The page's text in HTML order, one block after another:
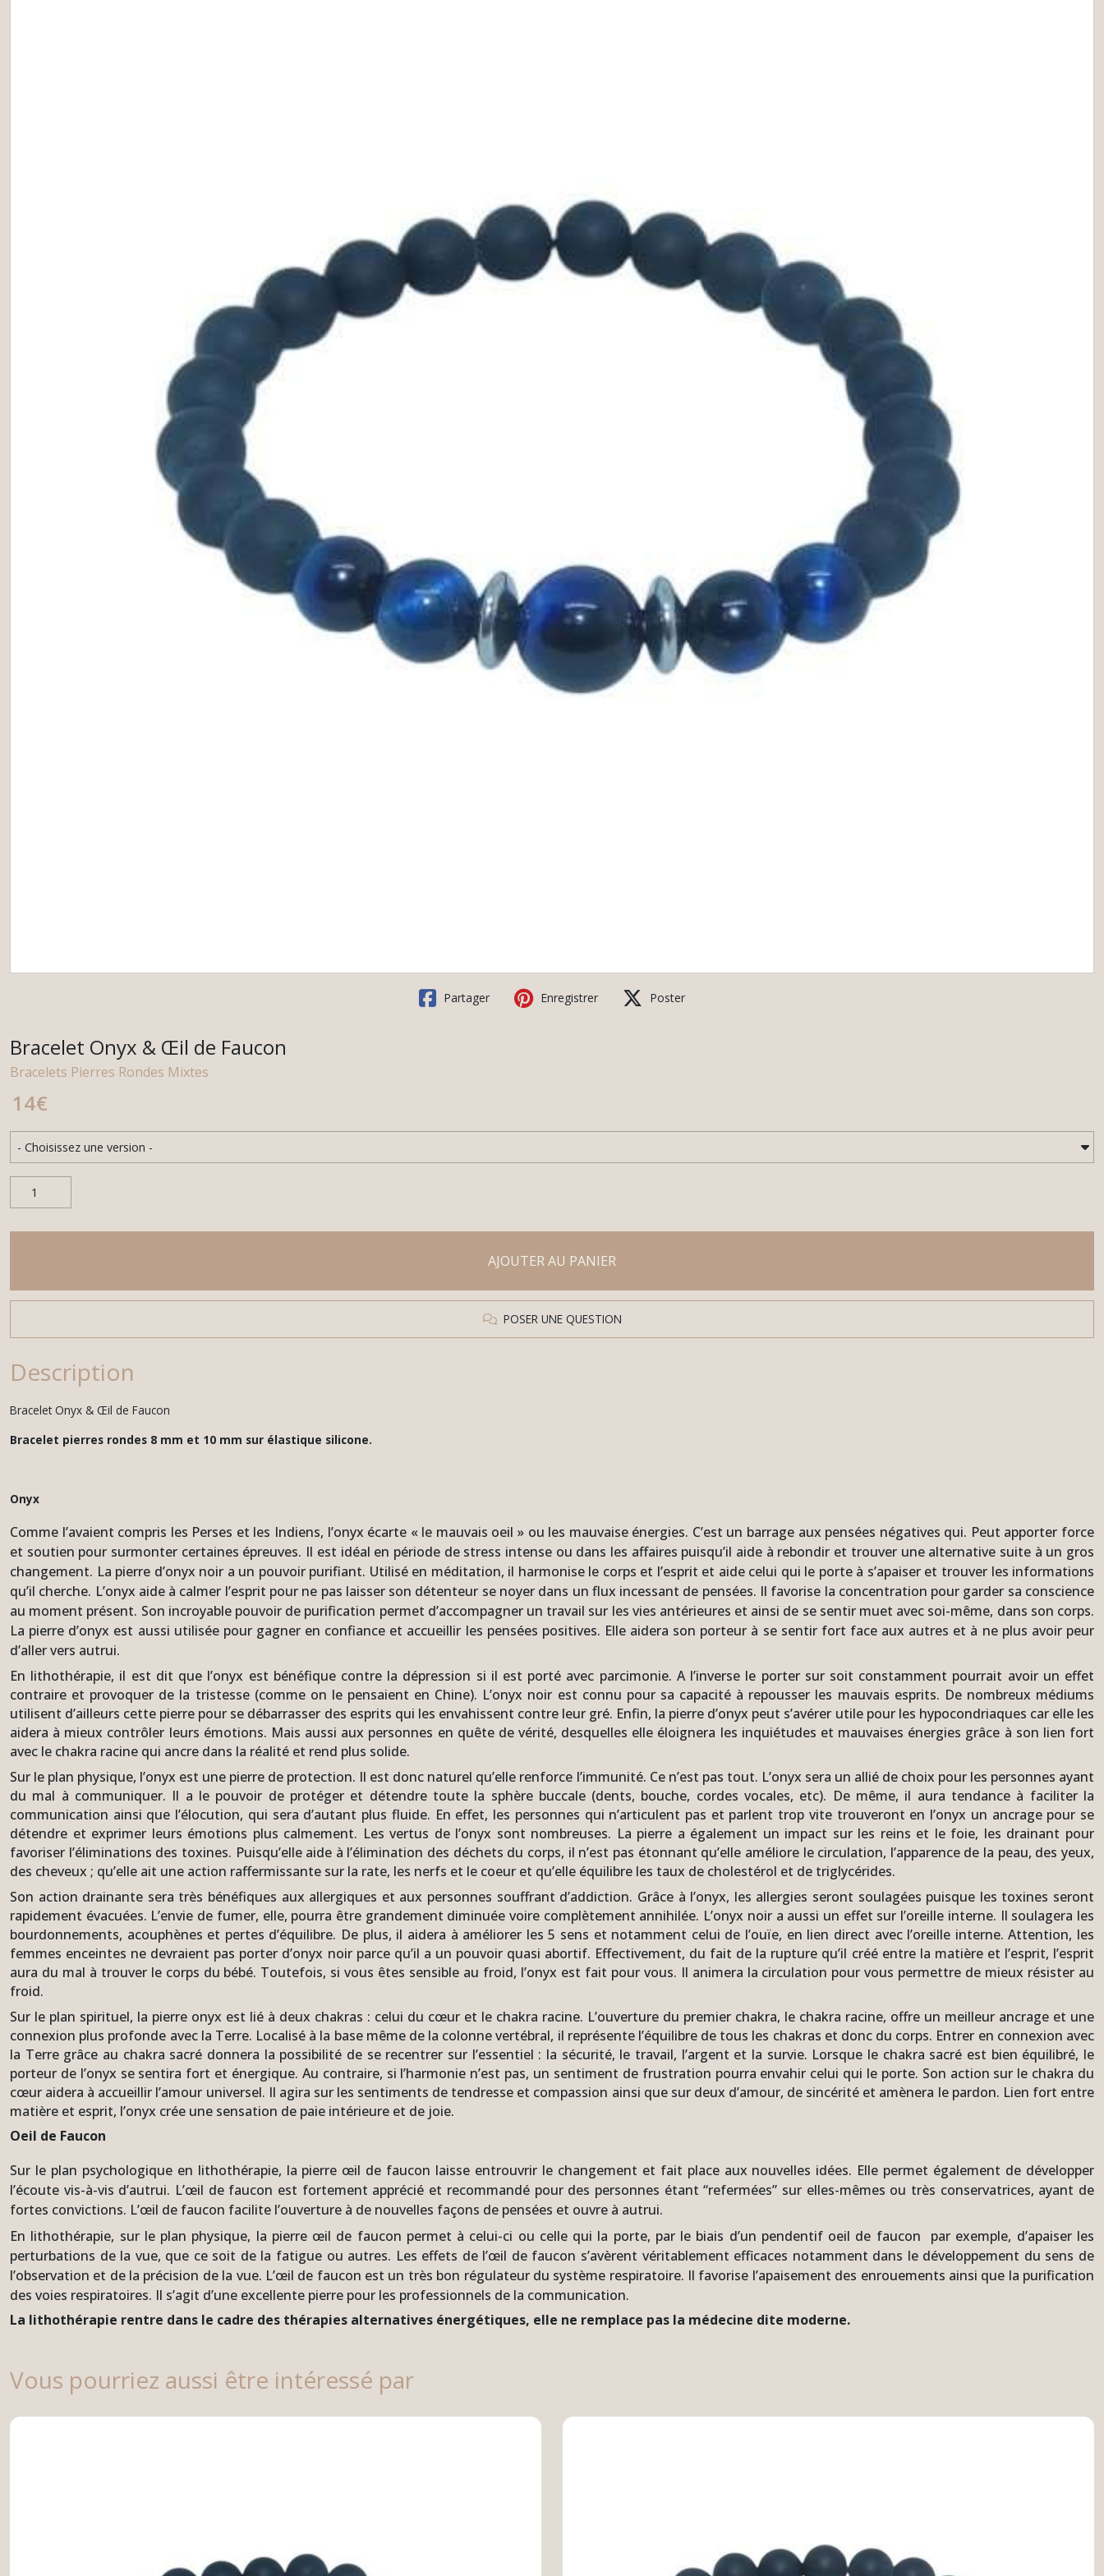
Partager Enregistrer Poster
Bracelet Onyx & Œil de Faucon
Bracelets Pierres Rondes Mixtes
14€
AJOUTER AU PANIER
POSER UNE QUESTION
Description
Bracelet Onyx & Œil de Faucon
Bracelet pierres rondes 8 mm et 10 mm sur élastique silicone.
Onyx
Comme l’avaient compris les Perses et les Indiens, l’onyx écarte « le mauvais oeil » ou les mauvaise énergies. C’est un barrage aux pensées négatives qui. Peut apporter force
et soutien pour surmonter certaines épreuves. Il est idéal en période de stress intense ou dans les affaires puisqu’il aide à rebondir et trouver une alternative suite à un gros
changement. La pierre d’onyx noir a un pouvoir purifiant. Utilisé en méditation, il harmonise le corps et l’esprit et aide celui qui le porte à s’apaiser et trouver les informations
qu’il cherche. L’onyx aide à calmer l’esprit pour ne pas laisser son détenteur se noyer dans un flux incessant de pensées. Il favorise la concentration pour garder sa conscience
au moment présent. Son incroyable pouvoir de purification permet d’accompagner un travail sur les vies antérieures et ainsi de se sentir muet avec soi-même, dans son corps.
La pierre d’onyx est aussi utilisée pour gagner en confiance et accueillir les pensées positives. Elle aidera son porteur à se sentir fort face aux autres et à ne plus avoir peur
d’aller vers autrui.
En lithothérapie, il est dit que l’onyx est bénéfique contre la dépression si il est porté avec parcimonie. A l’inverse le porter sur soit constamment pourrait avoir un effet
contraire et provoquer de la tristesse (comme on le pensaient en Chine). L’onyx noir est connu pour sa capacité à repousser les mauvais esprits. De nombreux médiums
utilisent d’ailleurs cette pierre pour se débarrasser des esprits qui les envahissent contre leur gré. Enfin, la pierre d’onyx peut s’avérer utile pour les hypocondriaques car elle les
aidera à mieux contrôler leurs émotions. Mais aussi aux personnes en quête de vérité, desquelles elle éloignera les inquiétudes et mauvaises énergies grâce à son lien fort
avec le chakra racine qui ancre dans la réalité et rend plus solide.
Sur le plan physique, l’onyx est une pierre de protection. Il est donc naturel qu’elle renforce l’immunité. Ce n’est pas tout. L’onyx sera un allié de choix pour les personnes ayant
du mal à communiquer. Il a le pouvoir de protéger et détendre toute la sphère buccale (dents, bouche, cordes vocales, etc). De même, il aura tendance à faciliter la
communication ainsi que l’élocution, qui sera d’autant plus fluide. En effet, les personnes qui n’articulent pas et parlent trop vite trouveront en l’onyx un ancrage pour se
détendre et exprimer leurs émotions plus calmement. Les vertus de l’onyx sont nombreuses. La pierre a également un impact sur les reins et le foie, les drainant pour
favoriser l’éliminations des toxines. Puisqu’elle aide à l’élimination des déchets du corps, il n’est pas étonnant qu’elle améliore le circulation, l’apparence de la peau, des yeux,
des cheveux ; qu’elle ait une action raffermissante sur la rate, les nerfs et le coeur et qu’elle équilibre les taux de cholestérol et de triglycérides.
Son action drainante sera très bénéfiques aux allergiques et aux personnes souffrant d’addiction. Grâce à l’onyx, les allergies seront soulagées puisque les toxines seront
rapidement évacuées. L’envie de fumer, elle, pourra être grandement diminuée voire complètement annihilée. L’onyx noir a aussi un effet sur l’oreille interne. Il soulagera les
bourdonnements, acouphènes et pertes d’équilibre. De plus, il aidera à améliorer les 5 sens et notamment celui de l’ouïe, en lien direct avec l’oreille interne. Attention, les
femmes enceintes ne devraient pas porter d’onyx noir parce qu’il a un pouvoir quasi abortif. Effectivement, du fait de la rupture qu’il créé entre la matière et l’esprit, l’esprit
aura du mal à trouver le corps du bébé. Toutefois, si vous êtes sensible au froid, l’onyx est fait pour vous. Il animera la circulation pour vous permettre de mieux résister au
froid.
Sur le plan spirituel, la pierre onyx est lié à deux chakras : celui du cœur et le chakra racine. L’ouverture du premier chakra, le chakra racine, offre un meilleur ancrage et une
connexion plus profonde avec la Terre. Localisé à la base même de la colonne vertébral, il représente l’équilibre de tous les chakras et donc du corps. Entrer en connexion avec
la Terre grâce au chakra sacré donnera la possibilité de se recentrer sur l’essentiel : la sécurité, le travail, l’argent et la survie. Lorsque le chakra sacré est bien équilibré, le
porteur de l’onyx se sentira fort et énergique. Au contraire, si l’harmonie n’est pas, un sentiment de frustration pourra envahir celui qui le porte. Son action sur le chakra du
cœur aidera à accueillir l’amour universel. Il agira sur les sentiments de tendresse et compassion ainsi que sur deux d’amour, de sincérité et amènera le pardon. Lien fort entre
matière et esprit, l’onyx crée une sensation de paie intérieure et de joie.
Oeil de Faucon
Sur le plan psychologique en lithothérapie, la pierre œil de faucon laisse entrouvrir le changement et fait place aux nouvelles idées. Elle permet également de développer
l’écoute vis-à-vis d’autrui. L’œil de faucon est fortement apprécié et recommandé pour des personnes étant “refermées” sur elles-mêmes ou très conservatrices, ayant de
fortes convictions. L’œil de faucon facilite l’ouverture à de nouvelles façons de pensées et ouvre à autrui.
En lithothérapie, sur le plan physique, la pierre œil de faucon permet à celui-ci ou celle qui la porte, par le biais d’un pendentif oeil de faucon par exemple, d’apaiser les
perturbations de la vue, que ce soit de la fatigue ou autres. Les effets de l’œil de faucon s’avèrent véritablement efficaces notamment dans le développement du sens de
l’observation et de la précision de la vue. L’œil de faucon est un très bon régulateur du système respiratoire. Il favorise l’apaisement des enrouements ainsi que la purification
des voies respiratoires. Il s’agit d’une excellente pierre pour les professionnels de la communication.
La lithothérapie rentre dans le cadre des thérapies alternatives énergétiques, elle ne remplace pas la médecine dite moderne.
Vous pourriez aussi être intéressé par